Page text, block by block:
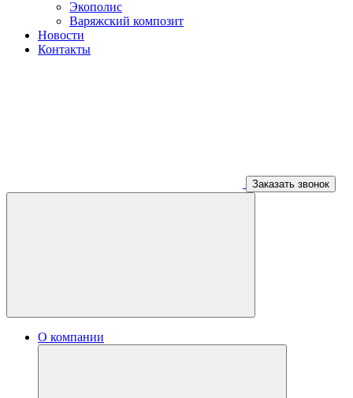
Экополис
Варяжский композит
Новости
Контакты
Заказать звонок
О компании